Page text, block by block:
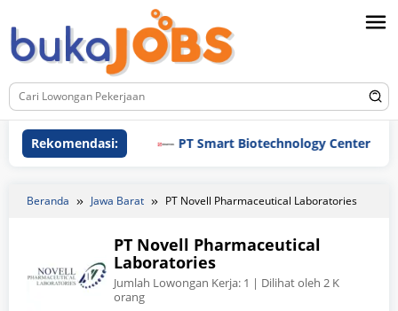
ke
konten
Rekomendasi: PT Smart Biotechnology Center
Beranda Jawa Barat PT Novell Pharmaceutical Laboratories
PT Novell Pharmaceutical
Laboratories
Jumlah Lowongan Kerja: 1 | Dilihat oleh 2 K
orang